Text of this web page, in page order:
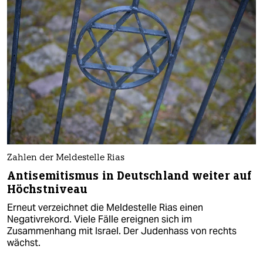
Zahlen der Meldestelle Rias
Antisemitismus in Deutschland weiter auf
Höchstniveau
Erneut verzeichnet die Meldestelle Rias einen
Negativrekord. Viele Fälle ereignen sich im
Zusammenhang mit Israel. Der Judenhass von rechts
wächst.